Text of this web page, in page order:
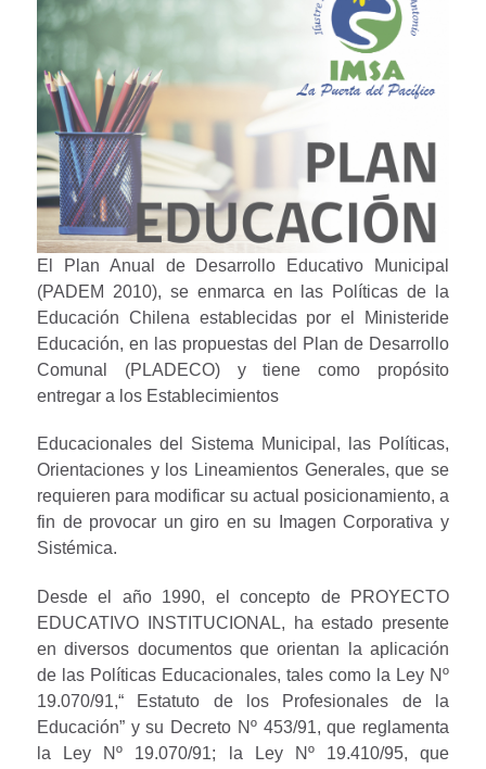
El Plan Anual de Desarrollo Educativo Municipal
(PADEM 2010), se enmarca en las Políticas de la
Educación Chilena establecidas por el Ministeride
Educación, en las propuestas del Plan de Desarrollo
Comunal (PLADECO) y tiene como propósito
entregar a los Establecimientos
Educacionales del Sistema Municipal, las Políticas,
Orientaciones y los Lineamientos Generales, que se
requieren para modificar su actual posicionamiento, a
fin de provocar un giro en su Imagen Corporativa y
Sistémica.
Desde el año 1990, el concepto de PROYECTO
EDUCATIVO INSTITUCIONAL, ha estado presente
en diversos documentos que orientan la aplicación
de las Políticas Educacionales, tales como la Ley Nº
19.070/91,“ Estatuto de los Profesionales de la
Educación” y su Decreto Nº 453/91, que reglamenta
la Ley Nº 19.070/91; la Ley Nº 19.410/95, que